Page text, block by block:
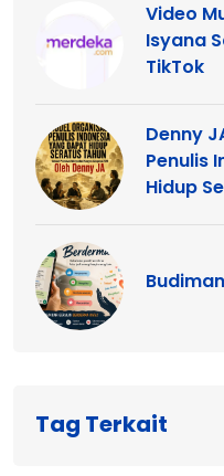
Video
Isyana
TikTok
Denny
Penulis
Hidup
Tag Terkait